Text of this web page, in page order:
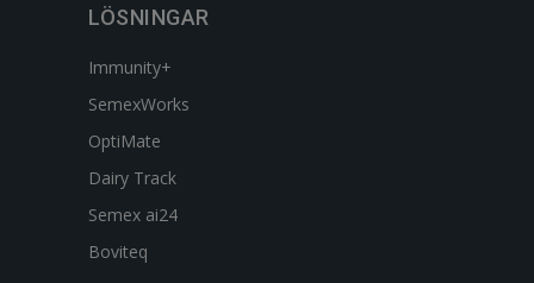
LÖSNINGAR
Immunity+
SemexWorks
OptiMate
Dairy Track
Semex ai24
Boviteq